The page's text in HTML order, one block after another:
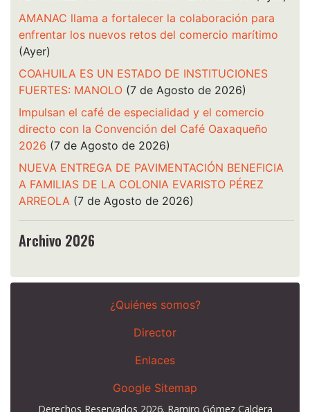
AMANAC llama a fortalecer la colaboración para
enfrentar los nuevos retos del comercio marítimo
(Ayer)
COAHUILA ES UN ESTADO DE INSTITUCIONES
FUERTES: MANOLO (7 de Agosto de 2026)
Impulsan el café de especialidad y el comercio
directo con la Convención del Café Oaxaqueño
2026 (7 de Agosto de 2026)
NUEVA ENTREGA DE PAVIMENTACIÓN BENEFICIA
A FAMILIAS DE LA COLONIA EVARISTO PÉREZ
ARREOLA (7 de Agosto de 2026)
Archivo 2026
¿Quiénes somos?
Director
Enlaces
Google Sitemap
Derechos Reservados 2026. Ramiro Gómez Caldera